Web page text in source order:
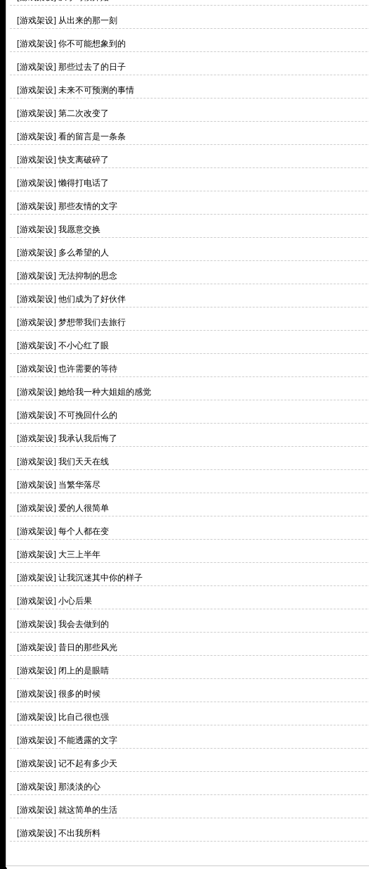
[游戏架设] 从出来的那一刻
[游戏架设] 你不可能想象到的
[游戏架设] 那些过去了的日子
[游戏架设] 未来不可预测的事情
[游戏架设] 第二次改变了
[游戏架设] 看的留言是一条条
[游戏架设]快支离破碎了
[游戏架设]懒得打电话了
[游戏架设] 那些友情的文字
[游戏架设] 我愿意交换
[游戏架设] 多么希望的人
[游戏架设] 无法抑制的思念
[游戏架设] 他们成为了好伙伴
[游戏架设] 梦想带我们去旅行
[游戏架设] 不小心红了眼
[游戏架设] 也许需要的等待
[游戏架设] 她给我一种大姐姐的感觉
[游戏架设] 不可挽回什么的
[游戏架设] 我承认我后悔了
[游戏架设] 我们天天在线
[游戏架设] 当繁华落尽
[游戏架设] 爱的人很简单
[游戏架设] 每个人都在变
[游戏架设] 大三上半年
[游戏架设] 让我沉迷其中你的样子
[游戏架设] 小心后果
[游戏架设] 我会去做到的
[游戏架设] 昔日的那些风光
[游戏架设] 闭上的是眼睛
[游戏架设] 很多的时候
[游戏架设] 比自己很也强
[游戏架设] 不能透露的文字
[游戏架设] 记不起有多少天
[游戏架设] 那淡淡的心
[游戏架设] 就这简单的生活
[游戏架设] 不出我所料